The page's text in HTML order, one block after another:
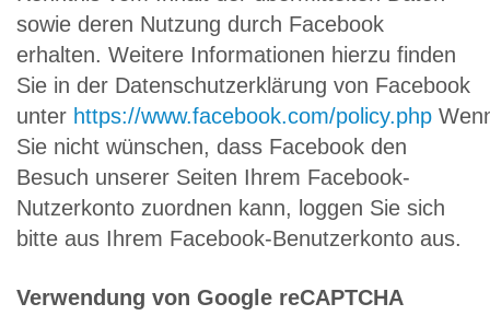
sowie deren Nutzung durch Facebook
erhalten. Weitere Informationen hierzu finden
Sie in der Datenschutzerklärung von Facebook
unter https://www.facebook.com/policy.php
Sie nicht wünschen, dass Facebook den
Besuch unserer Seiten Ihrem Facebook-
Nutzerkonto zuordnen kann, loggen Sie sich
bitte aus Ihrem Facebook-Benutzerkonto aus.
Verwendung von Google reCAPTCHA